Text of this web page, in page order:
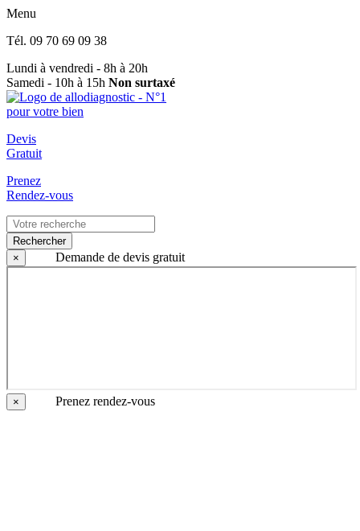
Menu
Tél. 09 70 69 09 38
Lundi à vendredi - 8h à 20h
Samedi - 10h à 15h Non surtaxé
Devis
Gratuit
Prenez
Rendez-vous
Rechercher
×
Demande de devis gratuit
× Prenez rendez-vous